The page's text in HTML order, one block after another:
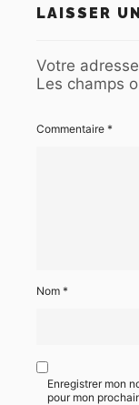
LAISSER
Votre
Les champs
Commentaire *
Nom *
Enregistrer mon
pour mon